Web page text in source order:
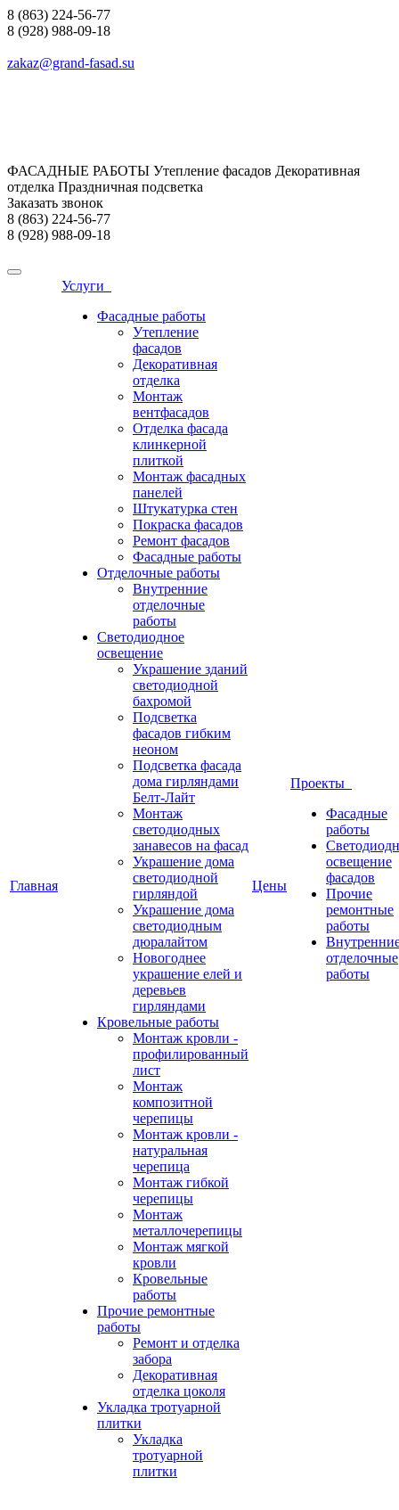
8 (863) 224-56-77
8 (928) 988-09-18
zakaz@grand-fasad.su
ФАСАДНЫЕ РАБОТЫ Утепление фасадов Декоративная
отделка Праздничная подсветка
Заказать звонок
8 (863) 224-56-77
8 (928) 988-09-18
Главная
Услуги
Фасадные работы
Утепление
фасадов
Декоративная
отделка
Монтаж
вентфасадов
Отделка фасада
клинкерной
плиткой
Монтаж фасадных
панелей
Штукатурка стен
Покраска фасадов
Ремонт фасадов
Фасадные работы
Отделочные работы
Внутренние
отделочные
работы
Светодиодное
освещение
Украшение зданий
светодиодной
бахромой
Подсветка
фасадов гибким
неоном
Подсветка фасада
дома гирляндами
Белт-Лайт
Монтаж
светодиодных
занавесов на фасад
Украшение дома
светодиодной
гирляндой
Украшение дома
светодиодным
дюралайтом
Новогоднее
украшение елей и
деревьев
гирляндами
Кровельные работы
Монтаж кровли -
профилированный
лист
Монтаж
композитной
черепицы
Монтаж кровли -
натуральная
черепица
Монтаж гибкой
черепицы
Монтаж
металлочерепицы
Монтаж мягкой
кровли
Кровельные
работы
Прочие ремонтные
работы
Ремонт и отделка
забора
Декоративная
отделка цоколя
Укладка тротуарной
плитки
Укладка
тротуарной
плитки
Цены
Проекты
Фасадные
работы
освещение
фасадов
Прочие
ремонтные
работы
отделочные
работы